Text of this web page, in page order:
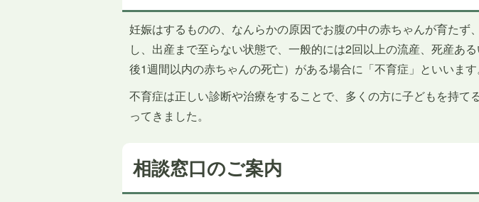
妊娠はするものの、なんらかの原因でお腹の中の赤ちゃんが育たず
し、出産まで至らない状態で、一般的には2回以上の流産、死産あ
後1週間以内の赤ちゃんの死亡）がある場合に「不育症」といいます
不育症は正しい診断や治療をすることで、多くの方に子どもを持て
ってきました。
相談窓口のご案内